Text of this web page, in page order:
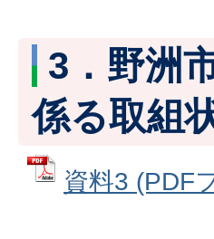
3．野洲
係る取組
資料3 (PDF